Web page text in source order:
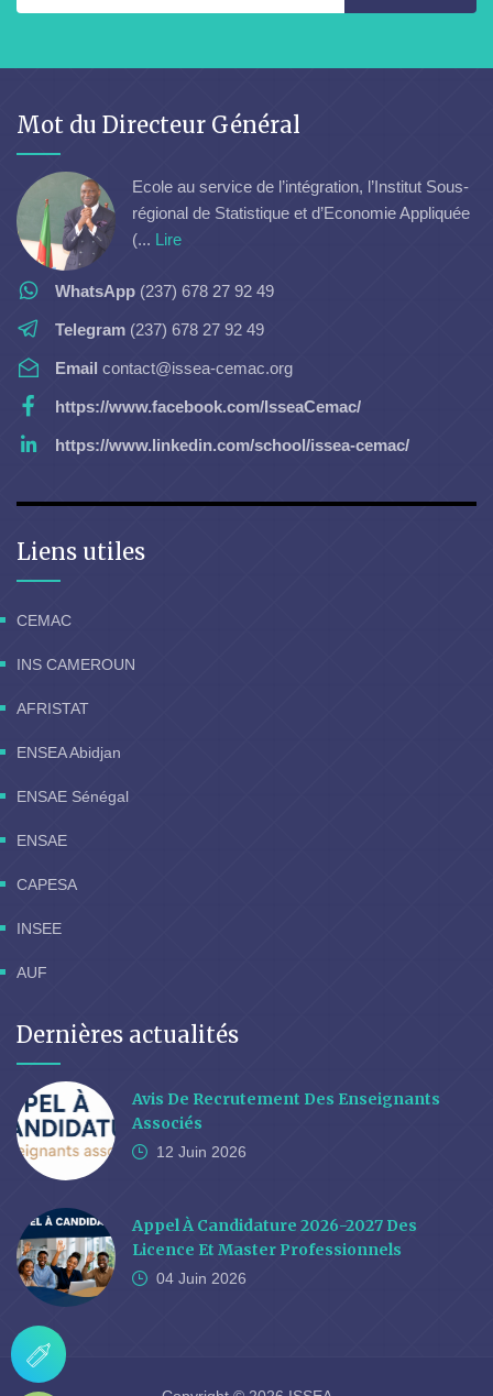
Mot du Directeur Général
Ecole au service de l’intégration, l’Institut Sous-
régional de Statistique et d’Economie Appliquée
(... Lire
WhatsApp (237) 678 27 92 49
Telegram (237) 678 27 92 49
Email contact@issea-cemac.org
https://www.facebook.com/IsseaCemac/
https://www.linkedin.com/school/issea-cemac/
Liens utiles
CEMAC
INS CAMEROUN
AFRISTAT
ENSEA Abidjan
ENSAE Sénégal
ENSAE
CAPESA
INSEE
AUF
Dernières actualités
Avis De Recrutement Des Enseignants
Associés
12 Juin 2026
Appel À Candidature 2026-2027 Des
Licence Et Master Professionnels
04 Juin 2026